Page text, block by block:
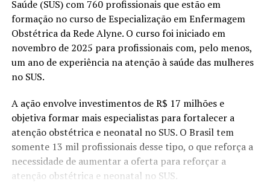
Saúde (SUS) com 760 profissionais que estão em
formação no curso de Especialização em Enfermagem
Obstétrica da Rede Alyne. O curso foi iniciado em
novembro de 2025 para profissionais com, pelo menos,
um ano de experiência na atenção à saúde das mulheres
no SUS.
A ação envolve investimentos de R$ 17 milhões e
objetiva formar mais especialistas para fortalecer a
atenção obstétrica e neonatal no SUS. O Brasil tem
somente 13 mil profissionais desse tipo, o que reforça a
necessidade de aumentar a oferta para reforçar a
atenção obstétrica e neonatal no SUS.